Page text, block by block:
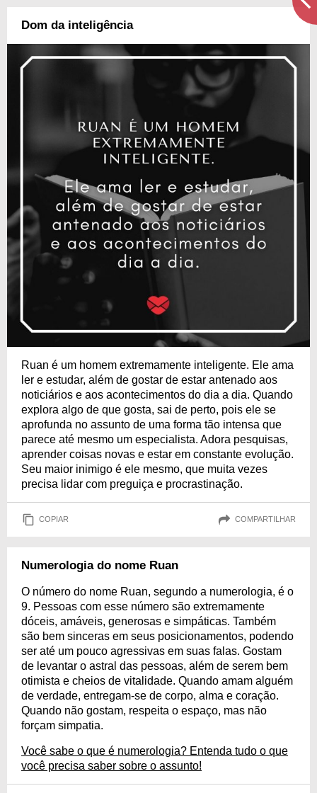
Dom da inteligência
Ruan é um homem extremamente inteligente. Ele ama
ler e estudar, além de gostar de estar antenado aos
noticiários e aos acontecimentos do dia a dia. Quando
explora algo de que gosta, sai de perto, pois ele se
aprofunda no assunto de uma forma tão intensa que
parece até mesmo um especialista. Adora pesquisas,
aprender coisas novas e estar em constante evolução.
Seu maior inimigo é ele mesmo, que muita vezes
precisa lidar com preguiça e procrastinação.
COPIAR COMPARTILHAR
Numerologia do nome Ruan
O número do nome Ruan, segundo a numerologia, é o
9. Pessoas com esse número são extremamente
dóceis, amáveis, generosas e simpáticas. Também
são bem sinceras em seus posicionamentos, podendo
ser até um pouco agressivas em suas falas. Gostam
de levantar o astral das pessoas, além de serem bem
otimista e cheios de vitalidade. Quando amam alguém
de verdade, entregam-se de corpo, alma e coração.
Quando não gostam, respeita o espaço, mas não
forçam simpatia.
Você sabe o que é numerologia? Entenda tudo o que
você precisa saber sobre o assunto!